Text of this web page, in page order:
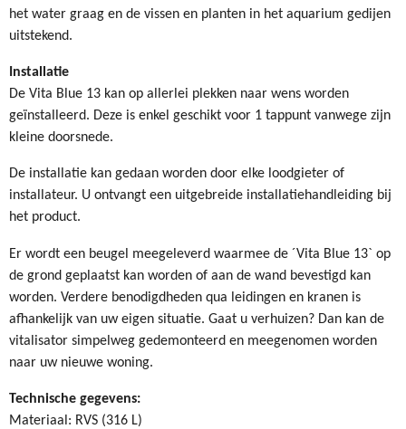
het water graag en de vissen en planten in het aquarium gedijen
uitstekend.
Installatie
De Vita Blue 13 kan op allerlei plekken naar wens worden
geïnstalleerd. Deze is enkel geschikt voor 1 tappunt vanwege zijn
kleine doorsnede.
De installatie kan gedaan worden door elke loodgieter of
installateur. U ontvangt een uitgebreide installatiehandleiding bij
het product.
Er wordt een beugel meegeleverd waarmee de ´Vita Blue 13` op
de grond geplaatst kan worden of aan de wand bevestigd kan
worden. Verdere benodigdheden qua leidingen en kranen is
afhankelijk van uw eigen situatie. Gaat u verhuizen? Dan kan de
vitalisator simpelweg gedemonteerd en meegenomen worden
naar uw nieuwe woning.
Technische gegevens:
Materiaal: RVS (316 L)